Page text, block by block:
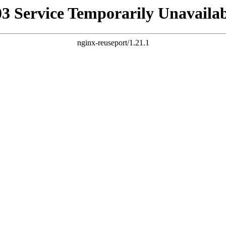
Service Temporarily
nginx-reuseport/1.21.1